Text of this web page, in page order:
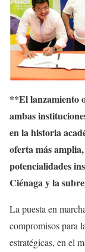
**El lanzamiento
ambas
en la historia
oferta más
potencialidades
Ciénaga y la
La puesta en
compromisos para
estratégicas, en el